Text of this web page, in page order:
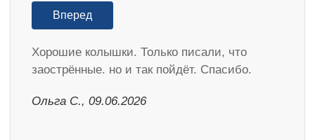
Вперед
Хорошие колышки. Только писали, что
заострённые. но и так пойдёт. Спасибо.
Ольга С., 09.06.2026